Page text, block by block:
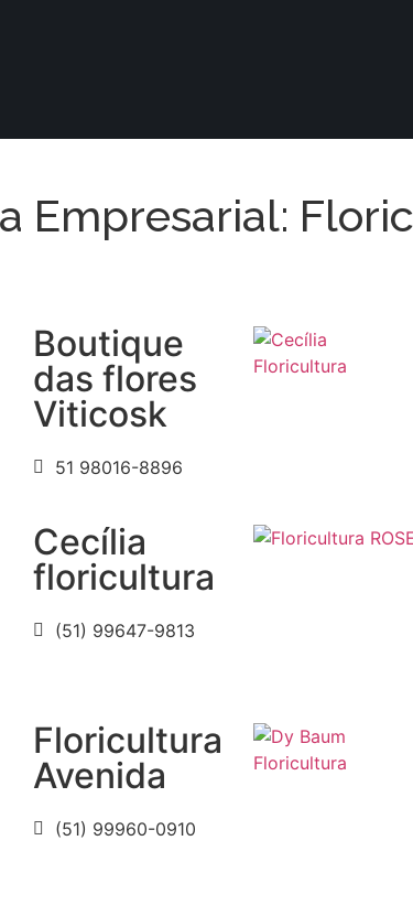
Empresarial:
Boutique
das flores
Viticosk
51 98016-8896
Cecília
floricultura
(51) 99647-9813
Floricultura
Avenida
(51) 99960-0910